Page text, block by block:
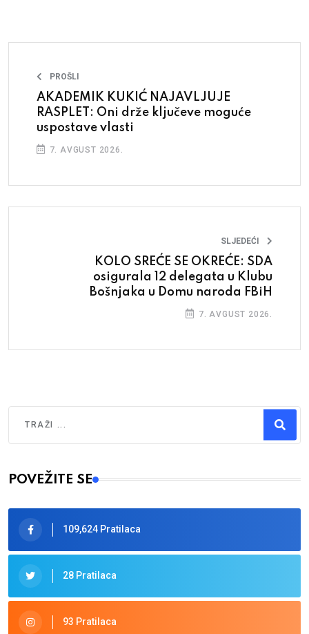
PROŠLI
AKADEMIK KUKIĆ NAJAVLJUJE
RASPLET: Oni drže ključeve moguće
uspostave vlasti
7. AVGUST 2026.
SLJEDEĆI
KOLO SREĆE SE OKREĆE: SDA
osigurala 12 delegata u Klubu
Bošnjaka u Domu naroda FBiH
7. AVGUST 2026.
Type 2 or more characters for results.
POVEŽITE SE
109,624 Pratilaca
28 Pratilaca
93 Pratilaca